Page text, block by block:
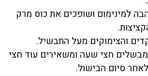
למינימום ושופכים את כוס מרק
חצי שעה ומשאירים עוד חצי
סיום הבישול.